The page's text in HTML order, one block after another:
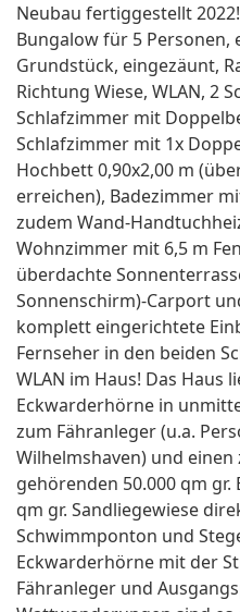
Neubau fertiggestellt
Bungalow für 5 Personen,
Grundstück, eingezäunt,
Richtung Wiese, WLAN, 2
Schlafzimmer mit
Schlafzimmer mit 1x
Hochbett 0,90x2,00 m
erreichen), Badezimmer
zudem Wand-
Wohnzimmer mit 6,5 m
überdachte
Sonnenschirm)-Carport
komplett eingerichtete
Fernseher in den beiden
WLAN im Haus! Das Haus
Eckwarderhörne in
zum Fähranleger (u.a.
Wilhelmshaven) und
gehörenden 50.000 qm gr.
qm gr. Sandliegewiese
Schwimmponton und
Eckwarderhörne mit der
Fähranleger und